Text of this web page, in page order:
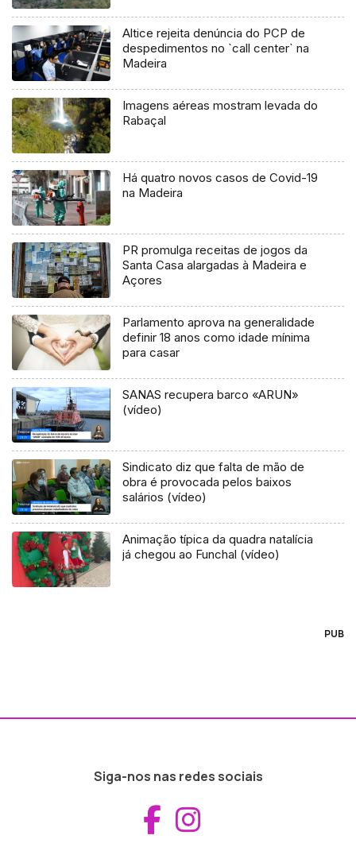
Altice rejeita denúncia do PCP de
despedimentos no `call center` na
Madeira
Imagens aéreas mostram levada do
Rabaçal
Há quatro novos casos de Covid-19
na Madeira
PR promulga receitas de jogos da
Santa Casa alargadas à Madeira e
Açores
Parlamento aprova na generalidade
definir 18 anos como idade mínima
para casar
SANAS recupera barco «ARUN»
(vídeo)
Sindicato diz que falta de mão de
obra é provocada pelos baixos
salários (vídeo)
Animação típica da quadra natalícia
já chegou ao Funchal (vídeo)
PUB
Siga-nos nas redes sociais
Aceder ao